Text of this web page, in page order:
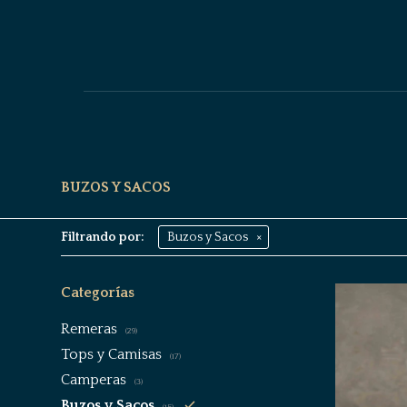
BUZOS Y SACOS
Filtrando por: Buzos y Sacos
Categorías
Remeras (29)
Tops y Camisas (17)
Camperas (3)